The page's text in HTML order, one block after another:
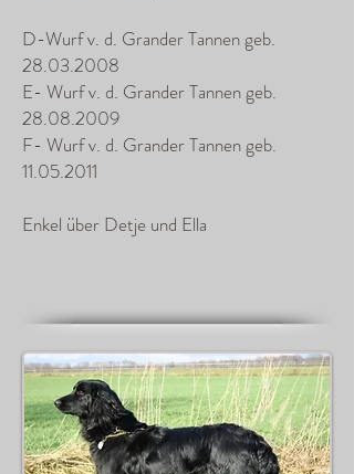
D-Wurf v. d. Grander Tannen geb.
28.03.2008
E- Wurf v. d. Grander Tannen geb.
28.08.2009
F- Wurf v. d. Grander Tannen geb.
11.05.2011
Enkel über Detje und Ella